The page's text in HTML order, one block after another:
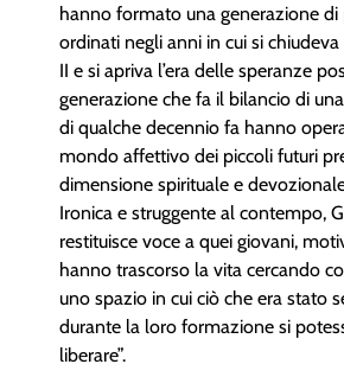
hanno formato una generazione
ordinati negli anni in cui si
II e si apriva l’era delle speranze
generazione che fa il bilancio di
di qualche decennio fa hanno
mondo affettivo dei piccoli futuri
dimensione spirituale e
Ironica e struggente al contempo,
restituisce voce a quei giovani,
hanno trascorso la vita cercando
uno spazio in cui ciò che era stato
durante la loro formazione si
liberare”.